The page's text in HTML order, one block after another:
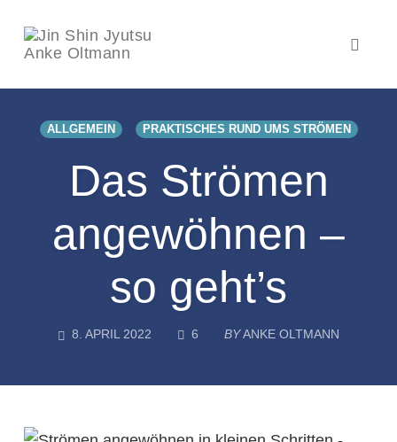
ALLGEMEIN PRAKTISCHES RUND UMS STRÖMEN
Das Strömen
angewöhnen –
so geht’s
8. APRIL 2022 6COMMENTS
BYANKE OLTMANN